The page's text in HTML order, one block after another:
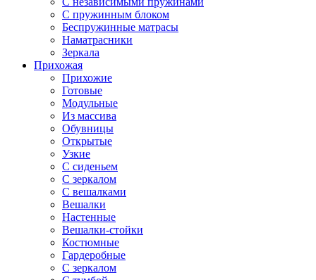
С пружинным блоком
Беспружинные матрасы
Наматрасники
Зеркала
Прихожая
Прихожие
Готовые
Модульные
Из массива
Обувницы
Открытые
Узкие
С сиденьем
С зеркалом
С вешалками
Вешалки
Настенные
Вешалки-стойки
Костюмные
Гардеробные
С зеркалом